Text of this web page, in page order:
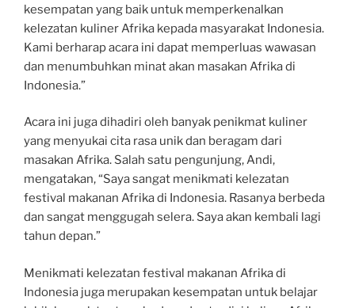
kesempatan yang baik untuk memperkenalkan
kelezatan kuliner Afrika kepada masyarakat Indonesia.
Kami berharap acara ini dapat memperluas wawasan
dan menumbuhkan minat akan masakan Afrika di
Indonesia.”
Acara ini juga dihadiri oleh banyak penikmat kuliner
yang menyukai cita rasa unik dan beragam dari
masakan Afrika. Salah satu pengunjung, Andi,
mengatakan, “Saya sangat menikmati kelezatan
festival makanan Afrika di Indonesia. Rasanya berbeda
dan sangat menggugah selera. Saya akan kembali lagi
tahun depan.”
Menikmati kelezatan festival makanan Afrika di
Indonesia juga merupakan kesempatan untuk belajar